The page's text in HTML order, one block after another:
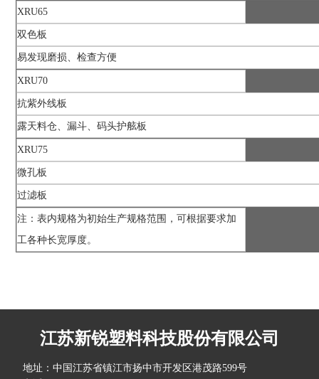
XRU65
双色板
易发现磨损、检查方便
XRU70
抗紫外线板
露天料仓、漏斗、码头护舷板
XRU75
微孔板
过滤板
注：表内规格为初始生产规格范围，可根据要求加
工各种长宽厚度。
江苏新锐塑料科技股份有限公司
地址：中国江苏省镇江市扬中市开发区港茂路599号